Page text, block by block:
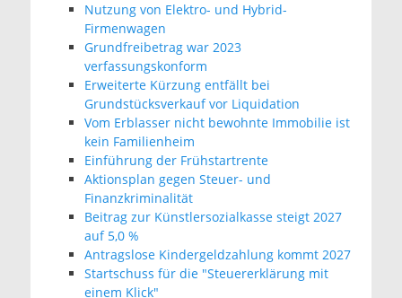
Nutzung von Elektro- und Hybrid-
Firmenwagen
Grundfreibetrag war 2023
verfassungskonform
Erweiterte Kürzung entfällt bei
Grundstücksverkauf vor Liquidation
Vom Erblasser nicht bewohnte Immobilie ist
kein Familienheim
Einführung der Frühstartrente
Aktionsplan gegen Steuer- und
Finanzkriminalität
Beitrag zur Künstlersozialkasse steigt 2027
auf 5,0 %
Antragslose Kindergeldzahlung kommt 2027
Startschuss für die "Steuererklärung mit
einem Klick"